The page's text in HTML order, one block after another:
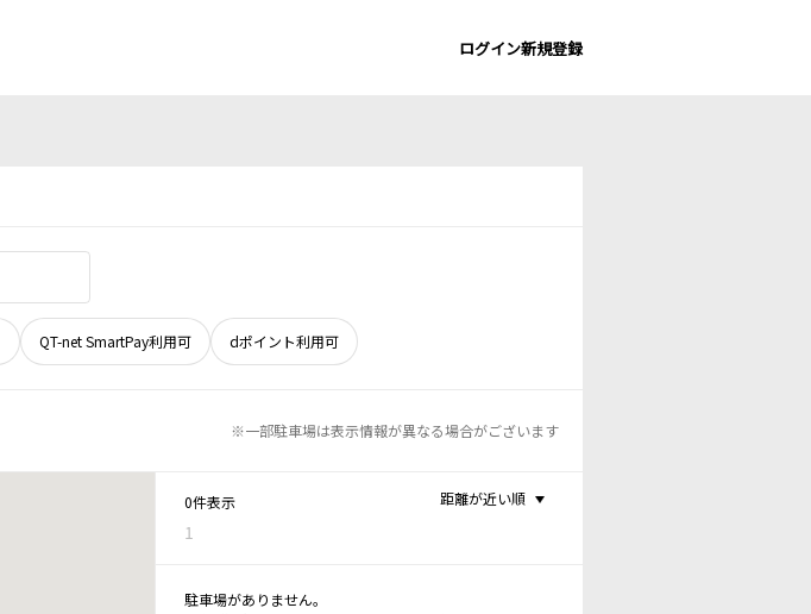
ログイン新規登録
QT-net SmartPay利用可 dポイント利用可
※一部駐車場は表示情報が異なる場合がございます
0件表示
1
距離が近い順
駐車場がありません。